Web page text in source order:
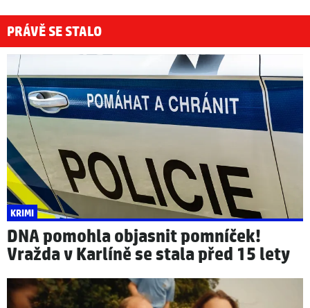
PRÁVĚ SE STALO
KRIMI
DNA pomohla objasnit pomníček!
Vražda v Karlíně se stala před 15 lety